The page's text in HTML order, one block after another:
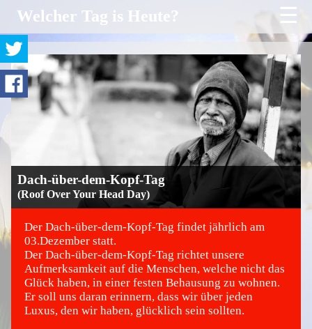
Welcher Tag is Heute? ☰
Dach-über-dem-Kopf-Tag
(Roof Over Your Head Day)
©
Der Dach-über-dem-Kopf-Tag findet jährlich am
03.Dezember statt.
Der Dach-über-dem-Kopf-Tag richtet unsere
Aufmerksamkeit auf die Menschen, welche nicht das
Glück haben, in einer festen Behausung zu wohnen.
Er soll uns daran erinnern, dass wir über jeden
Luxus, den wir haben, glücklich sein sollten.